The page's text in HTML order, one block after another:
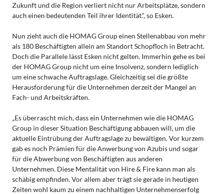
Zukunft und die Region verliert nicht nur Arbeitsplätze, sondern
auch einen bedeutenden Teil ihrer Identität.“, so Esken.
Nun zieht auch die HOMAG Group einen Stellenabbau von mehr
als 180 Beschäftigten allein am Standort Schopfloch in Betracht.
Doch die Parallele lässt Esken nicht gelten. Immerhin gehe es bei
der HOMAG Group nicht um eine Insolvenz, sondern lediglich
um eine schwache Auftragslage. Gleichzeitig sei die größte
Herausforderung für die Unternehmen derzeit der Mangel an
Fach- und Arbeitskräften.
„Es überrascht mich, dass ein Unternehmen wie die HOMAG
Group in dieser Situation Beschäftigung abbauen will, um die
aktuelle Eintrübung der Auftragslage zu bewältigen. Vor kurzem
gab es noch Prämien für die Anwerbung von Azubis und sogar
für die Abwerbung von Beschäftigten aus anderen
Unternehmen. Diese Mentalität von Hire & Fire kann man als
schäbig empfinden. Vor allem aber trägt sie gerade in heutigen
Zeiten wohl kaum zu einem nachhaltigen Unternehmenserfolg